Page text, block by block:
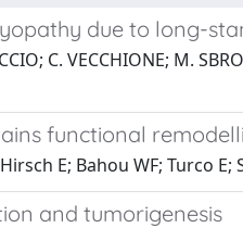
due to long-
C. VECCHIONE; M.
functional
E; Bahou WF; Turco
and tumorigenesis